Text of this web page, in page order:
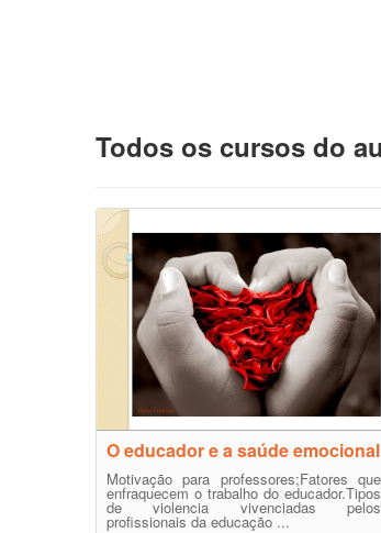
Todos os cursos do
O educador e a saúde emocional
Motivação para professores;Fatores que
enfraquecem o trabalho do educador.Tipos
de violencia vivenciadas pelos
profissionais da educação ...